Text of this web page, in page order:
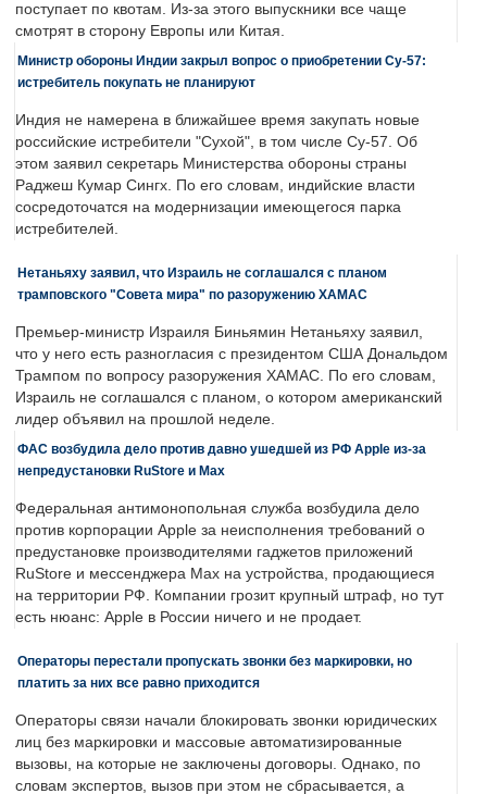
поступает по квотам. Из-за этого выпускники все чаще
смотрят в сторону Европы или Китая.
Министр обороны Индии закрыл вопрос о приобретении Су-57:
истребитель покупать не планируют
Индия не намерена в ближайшее время закупать новые
российские истребители "Сухой", в том числе Су-57. Об
этом заявил секретарь Министерства обороны страны
Раджеш Кумар Сингх. По его словам, индийские власти
сосредоточатся на модернизации имеющегося парка
истребителей.
Нетаньяху заявил, что Израиль не соглашался с планом
трамповского "Совета мира" по разоружению ХАМАС
Премьер-министр Израиля Биньямин Нетаньяху заявил,
что у него есть разногласия с президентом США Дональдом
Трампом по вопросу разоружения ХАМАС. По его словам,
Израиль не соглашался с планом, о котором американский
лидер объявил на прошлой неделе.
ФАС возбудила дело против давно ушедшей из РФ Apple из-за
непредустановки RuStore и Max
Федеральная антимонопольная служба возбудила дело
против корпорации Apple за неисполнения требований о
предустановке производителями гаджетов приложений
RuStore и мессенджера Max на устройства, продающиеся
на территории РФ. Компании грозит крупный штраф, но тут
есть нюанс: Apple в России ничего и не продает.
Операторы перестали пропускать звонки без маркировки, но
платить за них все равно приходится
Операторы связи начали блокировать звонки юридических
лиц без маркировки и массовые автоматизированные
вызовы, на которые не заключены договоры. Однако, по
словам экспертов, вызов при этом не сбрасывается, а